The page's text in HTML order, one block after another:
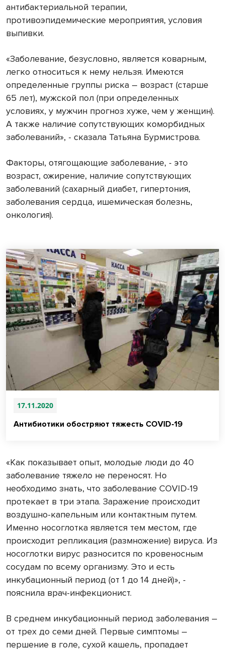
антибактериальной терапии,
противоэпидемические мероприятия, условия
выпивки.
«Заболевание, безусловно, является коварным,
легко относиться к нему нельзя. Имеются
определенные группы риска – возраст (старше
65 лет), мужской пол (при определенных
условиях, у мужчин прогноз хуже, чем у женщин).
А также наличие сопутствующих коморбидных
заболеваний», - сказала Татьяна Бурмистрова.
Факторы, отягощающие заболевание, - это
возраст, ожирение, наличие сопутствующих
заболеваний (сахарный диабет, гипертония,
заболевания сердца, ишемическая болезнь,
онкология).
17.11.2020
Антибиотики обостряют тяжесть COVID-19
«Как показывает опыт, молодые люди до 40
заболевание тяжело не переносят. Но
необходимо знать, что заболевание COVID-19
протекает в три этапа. Заражение происходит
воздушно-капельным или контактным путем.
Именно носоглотка является тем местом, где
происходит репликация (размножение) вируса. Из
носоглотки вирус разносится по кровеносным
сосудам по всему организму. Это и есть
инкубационный период (от 1 до 14 дней)», -
пояснила врач-инфекционист.
В среднем инкубационный период заболевания –
от трех до семи дней. Первые симптомы –
першение в голе, сухой кашель, пропадает